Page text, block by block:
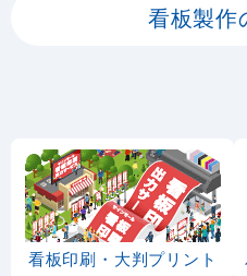
看板製作
看板印刷・大判プリント